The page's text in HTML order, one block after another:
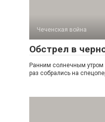
Чеченская война
Обстрел в
Ранним солнечным
раз собрались на